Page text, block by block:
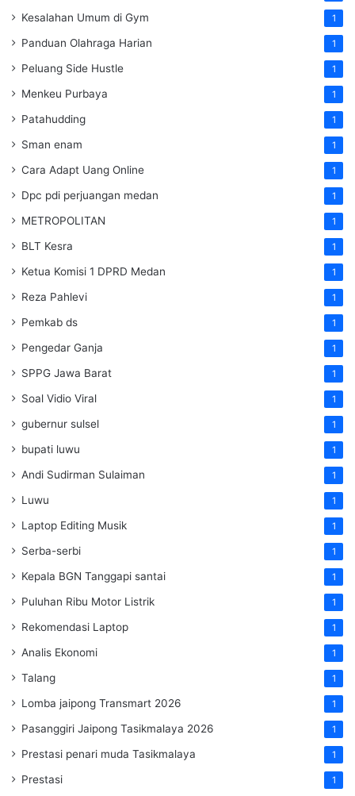
Kesalahan Umum di Gym 1
Panduan Olahraga Harian 1
Peluang Side Hustle 1
Menkeu Purbaya 1
Patahudding 1
Sman enam 1
Cara Adapt Uang Online 1
Dpc pdi perjuangan medan 1
METROPOLITAN 1
BLT Kesra 1
Ketua Komisi 1 DPRD Medan 1
Reza Pahlevi 1
Pemkab ds 1
Pengedar Ganja 1
SPPG Jawa Barat 1
Soal Vidio Viral 1
gubernur sulsel 1
bupati luwu 1
Andi Sudirman Sulaiman 1
Luwu 1
Laptop Editing Musik 1
Serba-serbi 1
Kepala BGN Tanggapi santai 1
Puluhan Ribu Motor Listrik 1
Rekomendasi Laptop 1
Analis Ekonomi 1
Talang 1
Lomba jaipong Transmart 2026 1
Pasanggiri Jaipong Tasikmalaya 2026 1
Prestasi penari muda Tasikmalaya 1
Prestasi 1